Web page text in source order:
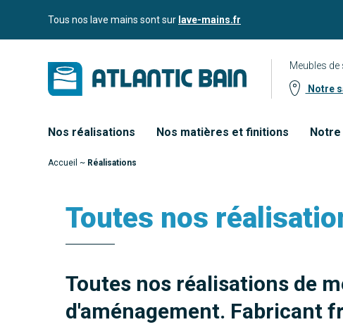
Aller auTous nos lave mains sont sur lave-mains.fr
Meubles de
Notre
Nos réalisations Nos matières et finitions
Accueil ~ Réalisations
Toutes nos
Toutes nos réalisations de
d'aménagement. Fabricant